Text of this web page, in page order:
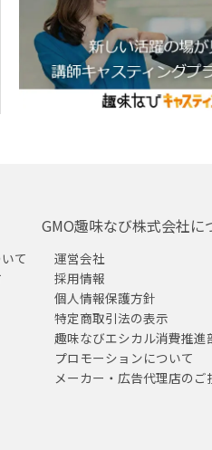
て
GMO趣味なび株式会社に
運営会社
採用情報
個人情報保護方針
特定商取引法の表示
趣味なびエシカル消費推進
プロモーションについて
メーカー・広告代理店のご